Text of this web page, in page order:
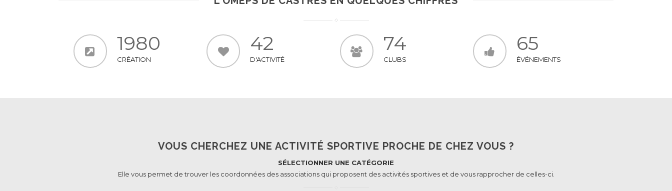
1980
CRÉATION
42
D'ACTIVITÉ
74
CLUBS
65
ÉVÉNEMENTS
VOUS CHERCHEZ UNE ACTIVITÉ SPORTIVE PROCHE DE CHEZ VOUS ?
SÉLECTIONNER UNE CATÉGORIE
Elle vous permet de trouver les coordonnées des associations qui proposent des activités sportives et de vous rapprocher de celles-ci.